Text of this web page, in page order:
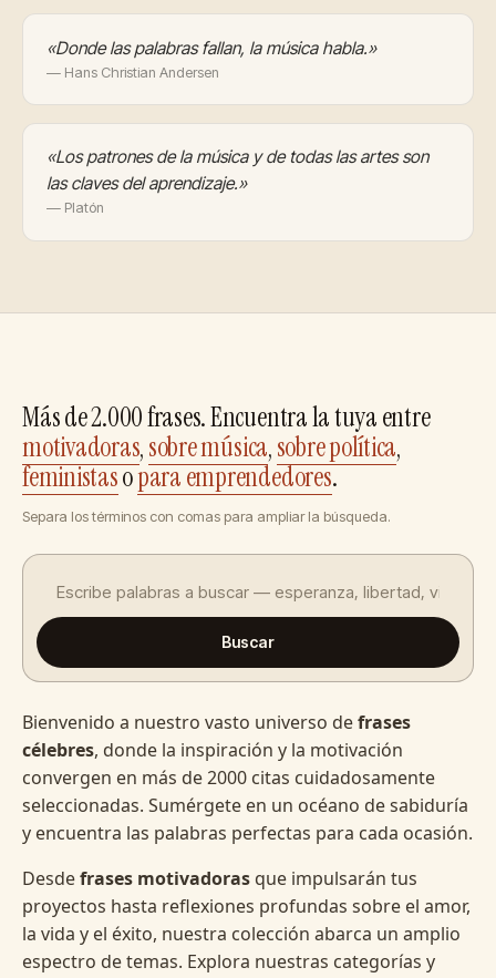
«Donde las palabras fallan, la música habla.»
— Hans Christian Andersen
«Los patrones de la música y de todas las artes son
las claves del aprendizaje.»
— Platón
Más de 2.000 frases. Encuentra la tuya entre
motivadoras,sobre música,sobre política,
feministasopara emprendedores.
Separa los términos con comas para ampliar la búsqueda.
Buscar
Bienvenido a nuestro vasto universo defrases
célebres, donde la inspiración y la motivación
convergen en más de 2000 citas cuidadosamente
seleccionadas. Sumérgete en un océano de sabiduría
y encuentra las palabras perfectas para cada ocasión.
Desdefrases motivadoras que impulsarán tus
proyectos hasta reflexiones profundas sobre el amor,
la vida y el éxito, nuestra colección abarca un amplio
espectro de temas. Explora nuestras categorías y